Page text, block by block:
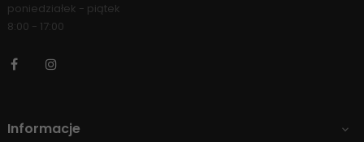
poniedziałek - piątek
8:00 - 17:00
Facebook
Informacje 